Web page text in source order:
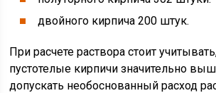
двойного кирпича 200 штук.
При расчете раствора стоит
пустотелые кирпичи значительно
допускать необоснованный расход